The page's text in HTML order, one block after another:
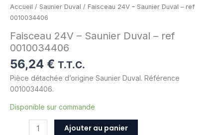
Accueil / Saunier Duval / Faisceau 24V – Saunier Duval – ref
0010034406
Faisceau 24V – Saunier Duval – ref
0010034406
56,24 € T.T.C.
Pièce détachée d’origine Saunier Duval. Référence
0010034406.
Disponible sur commande
Ajouter au panier